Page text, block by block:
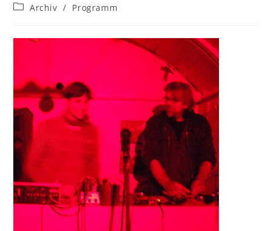
Beitrags-
Archiv / Programm